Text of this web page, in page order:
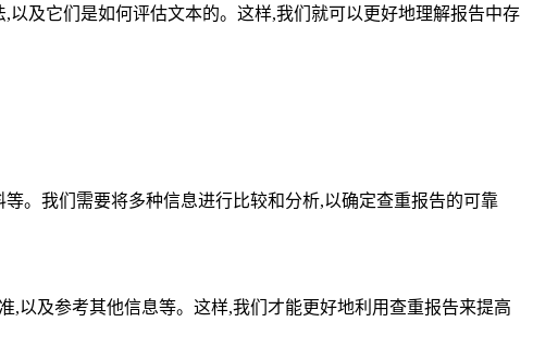
及它们是如何评估文本的。这样,我们就可以更好地理解报告中存
。我们需要将多种信息进行比较和分析,以确定查重报告的可靠
以及参考其他信息等。这样,我们才能更好地利用查重报告来提高